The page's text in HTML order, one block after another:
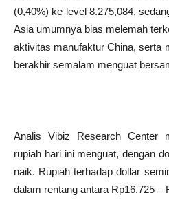
(0,40%) ke level 8.275,084,
Asia umumnya bias melemah
aktivitas manufaktur China, serta
berakhir semalam menguat
Analis Vibiz Research Center
rupiah hari ini menguat, dengan
naik. Rupiah terhadap dollar
dalam rentang antara Rp16.725 –